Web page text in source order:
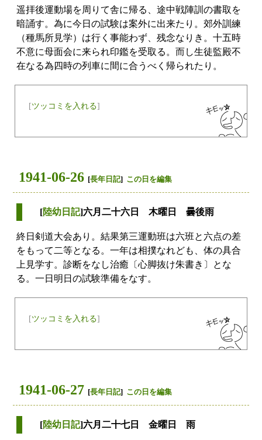
遥拝後運動場を周りて舎に帰る、途中戦陣訓の書取を
暗誦す。為に今日の試験は案外に出来たり。郊外訓練
（種馬所見学）は行く事能わず、残念なりき。十五時
不意に母面会に来られ印鑑を受取る。而し生徒監殿不
在なる為四時の列車に間に合うべく帰られたり。
[ツッコミを入れる]
1941-06-26 [長年日記] この日を編集
[陸幼日記]六月二十六日 木曜日 曇後雨
終日剣道大会あり。結果第三運動班は六班と六点の差
をもって二等となる。一年は相撲なれども、体の具合
上見学す。診断をなし治癒〔心脚抜け朱書き〕とな
る。一日明日の試験準備をなす。
[ツッコミを入れる]
1941-06-27 [長年日記] この日を編集
[陸幼日記]六月二十七日 金曜日 雨